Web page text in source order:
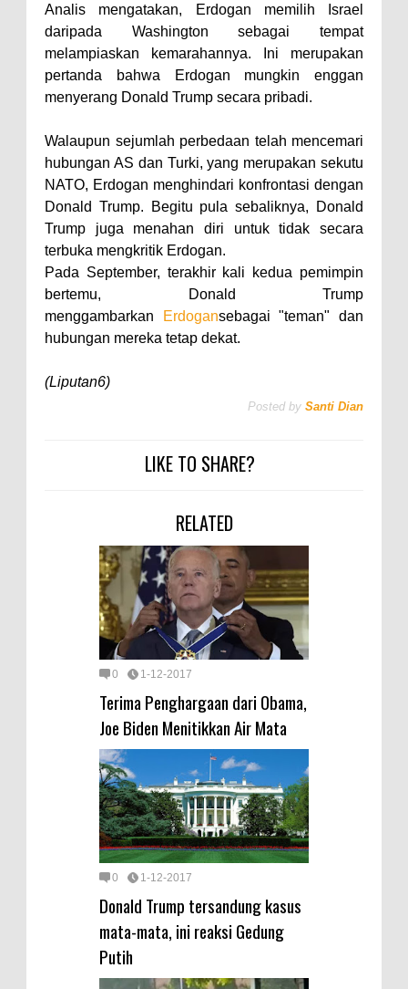
Analis mengatakan, Erdogan memilih Israel
daripada Washington sebagai tempat
melampiaskan kemarahannya. Ini merupakan
pertanda bahwa Erdogan mungkin enggan
menyerang Donald Trump secara pribadi.
Walaupun sejumlah perbedaan telah mencemari
hubungan AS dan Turki, yang merupakan sekutu
NATO, Erdogan menghindari konfrontasi dengan
Donald Trump. Begitu pula sebaliknya, Donald
Trump juga menahan diri untuk tidak secara
terbuka mengkritik Erdogan.
Pada September, terakhir kali kedua pemimpin
bertemu, Donald Trump
menggambarkan
Erdogansebagai "teman" dan
hubungan mereka tetap dekat.
(Liputan6)
Posted by Santi Dian
LIKE TO SHARE?
RELATED
0 1-12-2017
Terima Penghargaan dari Obama,
Joe Biden Menitikkan Air Mata
0 1-12-2017
Donald Trump tersandung kasus
mata-mata, ini reaksi Gedung
Putih